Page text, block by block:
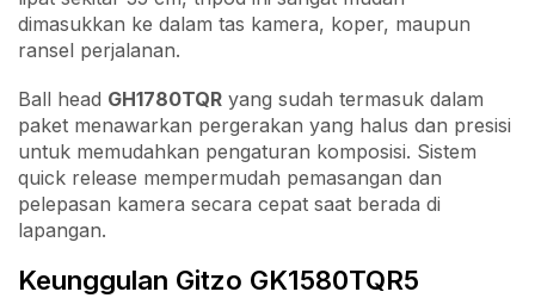
dimasukkan ke dalam tas kamera, koper, maupun
ransel perjalanan.
Ball head GH1780TQR yang sudah termasuk dalam
paket menawarkan pergerakan yang halus dan presisi
untuk memudahkan pengaturan komposisi. Sistem
quick release mempermudah pemasangan dan
pelepasan kamera secara cepat saat berada di
lapangan.
Keunggulan Gitzo GK1580TQR5